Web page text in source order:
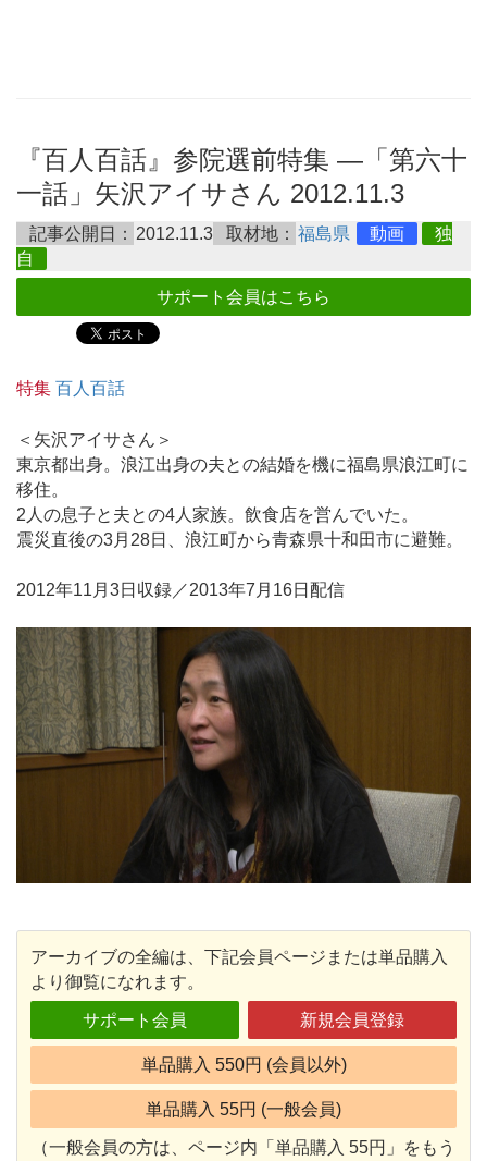
『百人百話』参院選前特集 ―「第六十
一話」矢沢アイサさん 2012.11.3
記事公開日： 2012.11.3 取材地： 福島県 動画
独
自
サポート会員はこちら
特集 百人百話
＜矢沢アイサさん＞
東京都出身。浪江出身の夫との結婚を機に福島県浪江町に
移住。
2人の息子と夫との4人家族。飲食店を営んでいた。
震災直後の3月28日、浪江町から青森県十和田市に避難。
2012年11月3日収録／2013年7月16日配信
アーカイブの全編は、下記会員ページまたは単品購入
より御覧になれます。
サポート会員 新規会員登録
単品購入 550円 (会員以外)
単品購入 55円 (一般会員)
（一般会員の方は、ページ内「単品購入 55円」をもう